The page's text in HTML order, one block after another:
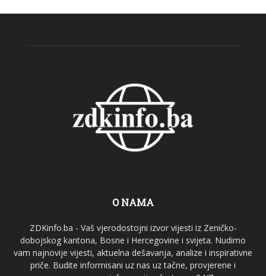
O NAMA
ZDKinfo.ba - Vaš vjerodostojni izvor vijesti iz Zeničko-
dobojskog kantona, Bosne i Hercegovine i svijeta. Nudimo
vam najnovije vijesti, aktuelna dešavanja, analize i inspirativne
priče. Budite informisani uz nas uz tačne, provjerene i